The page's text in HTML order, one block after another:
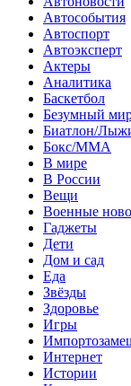
Автособытия
Автоспорт
Автоэксперт
Актеры
Аналитика
Баскетбол
Безумный
Биатлон/
Бокс/MMA
В мире
В России
Вещи
Военные
Гаджеты
Дети
Дом и сад
Еда
Звёзды
Здоровье
Игры
Интернет
Истории